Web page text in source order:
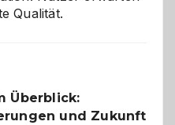
Qualität.
Überblick:
und Zukunft